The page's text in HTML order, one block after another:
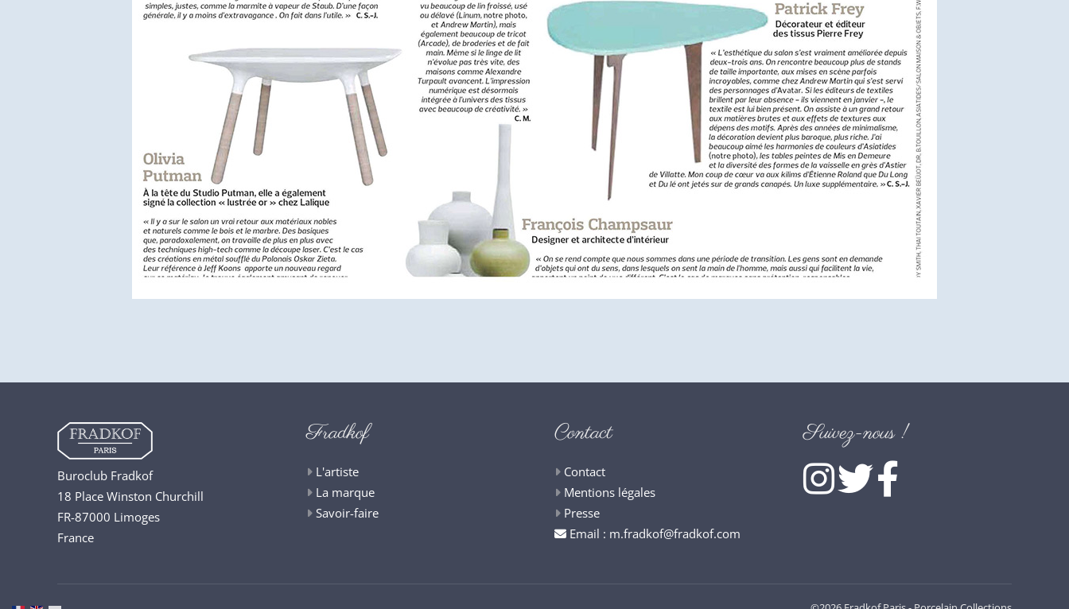
Buroclub Fradkof
18 Place Winston Churchill
FR-87000 Limoges
France
Fradkof
L'artiste
La marque
Savoir-faire
Contact
Contact
Mentions légales
Presse
Email : m.fradkof@fradkof.com
Suivez-nous !